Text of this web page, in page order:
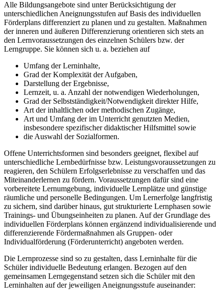
Alle Bildungsangebote sind unter Berücksichtigung der
unterschiedlichen Aneignungsstufen auf Basis des individuellen
Förderplans differenziert zu planen und zu gestalten. Maßnahmen
der inneren und äußeren Differenzierung orientieren sich stets an
den Lernvoraussetzungen des einzelnen Schülers bzw. der
Lerngruppe. Sie können sich u. a. beziehen auf
Umfang der Lerninhalte,
Grad der Komplexität der Aufgaben,
Darstellung der Ergebnisse,
Lernzeit, u. a. Anzahl der notwendigen Wiederholungen,
Grad der Selbstständigkeit/Notwendigkeit direkter Hilfe,
Art der inhaltlichen oder methodischen Zugänge,
Art und Umfang der im Unterricht genutzten Medien,
insbesondere spezifischer didaktischer Hilfsmittel sowie
die Auswahl der Sozialformen.
Offene Unterrichtsformen sind besonders geeignet, flexibel auf
unterschiedliche Lernbedürfnisse bzw. Leistungsvoraussetzungen zu
reagieren, den Schülern Erfolgserlebnisse zu verschaffen und das
Miteinanderlernen zu fördern. Voraussetzungen dafür sind eine
vorbereitete Lernumgebung, individuelle Lernplätze und günstige
räumliche und personelle Bedingungen. Um Lernerfolge langfristig
zu sichern, sind darüber hinaus, gut strukturierte Lernphasen sowie
Trainings- und Übungseinheiten zu planen. Auf der Grundlage des
individuellen Förderplans können ergänzend individualisierende und
differenzierende Fördermaßnahmen als Gruppen- oder
Individualförderung (Förderunterricht) angeboten werden.
Die Lernprozesse sind so zu gestalten, dass Lerninhalte für die
Schüler individuelle Bedeutung erlangen. Bezogen auf den
gemeinsamen Lerngegenstand setzen sich die Schüler mit den
Lerninhalten auf der jeweiligen Aneignungsstufe auseinander: